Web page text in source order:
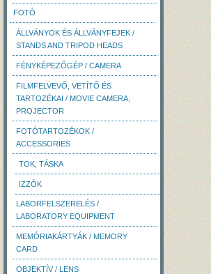
FOTÓ
ÁLLVÁNYOK ÉS ÁLLVÁNYFEJEK /
STANDS AND TRIPOD HEADS
FÉNYKÉPEZŐGÉP / CAMERA
FILMFELVEVŐ, VETÍTŐ ÉS
TARTOZÉKAI / MOVIE CAMERA,
PROJECTOR
FOTÓTARTOZÉKOK /
ACCESSORIES
TOK, TÁSKA
IZZÓK
LABORFELSZERELÉS /
LABORATORY EQUIPMENT
MEMÓRIAKÁRTYÁK / MEMORY
CARD
OBJEKTÍV / LENS